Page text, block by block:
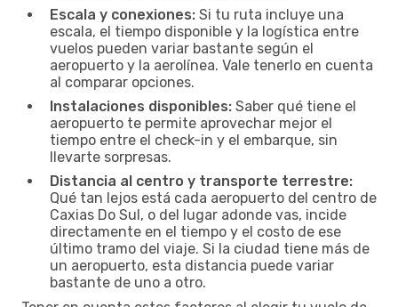
Escala y conexiones: Si tu ruta incluye una
escala, el tiempo disponible y la logística entre
vuelos pueden variar bastante según el
aeropuerto y la aerolínea. Vale tenerlo en cuenta
al comparar opciones.
Instalaciones disponibles: Saber qué tiene el
aeropuerto te permite aprovechar mejor el
tiempo entre el check-in y el embarque, sin
llevarte sorpresas.
Distancia al centro y transporte terrestre:
Qué tan lejos está cada aeropuerto del centro de
Caxias Do Sul, o del lugar adonde vas, incide
directamente en el tiempo y el costo de ese
último tramo del viaje. Si la ciudad tiene más de
un aeropuerto, esta distancia puede variar
bastante de uno a otro.